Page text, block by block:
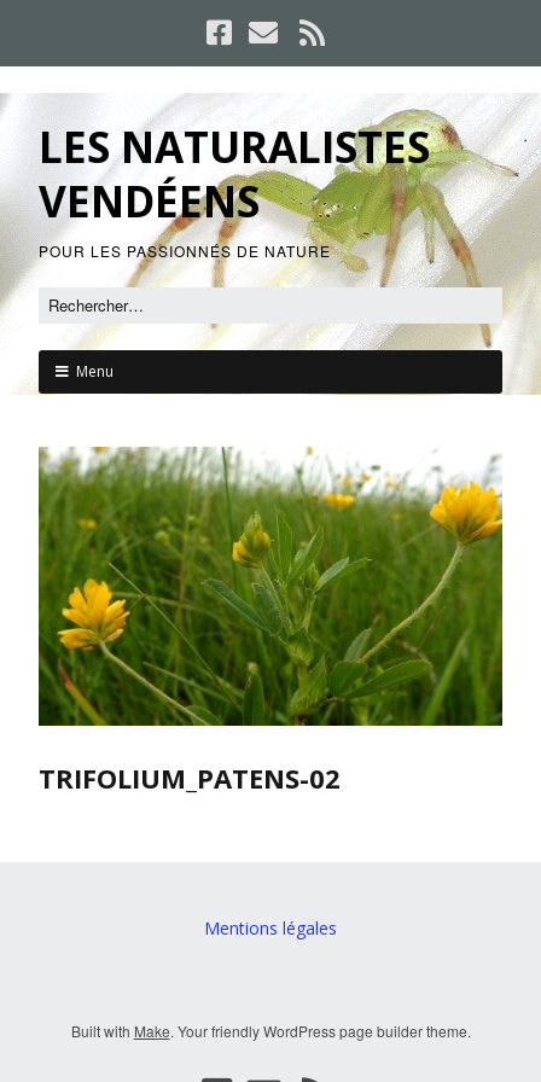
LES NATURALISTES
VENDÉENS
POUR LES PASSIONNÉS DE NATURE
Menu
TRIFOLIUM_PATENS-02
Mentions légales
Built with Make. Your friendly WordPress page builder theme.